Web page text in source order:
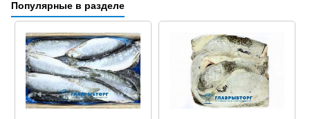
Популярные в разделе